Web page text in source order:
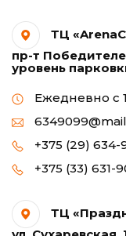
ТЦ
пр-т
уровень
Ежедневно с
+375 (29) 634-
+375 (33) 631-
ТЦ